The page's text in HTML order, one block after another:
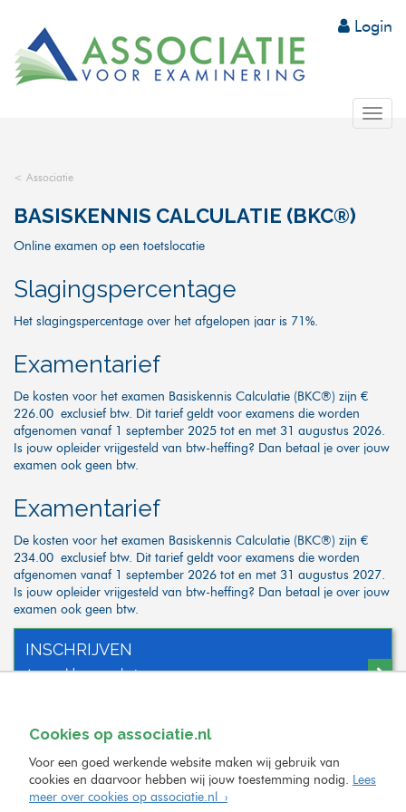
Login
< Associatie
BASISKENNIS CALCULATIE (BKC®)
Online examen op een toetslocatie
Slagingspercentage
Het slagingspercentage over het afgelopen jaar is 71%.
Examentarief
De kosten voor het examen Basiskennis Calculatie (BKC®) zijn €
226.00 exclusief btw. Dit tarief geldt voor examens die worden
afgenomen vanaf 1 september 2025 tot en met 31 augustus 2026.
Is jouw opleider vrijgesteld van btw-heffing? Dan betaal je over jouw
examen ook geen btw.
Examentarief
De kosten voor het examen Basiskennis Calculatie (BKC®) zijn €
234.00 exclusief btw. Dit tarief geldt voor examens die worden
afgenomen vanaf 1 september 2026 tot en met 31 augustus 2027.
Is jouw opleider vrijgesteld van btw-heffing? Dan betaal je over jouw
examen ook geen btw.
INSCHRIJVEN
Aanmelden voor het examen
Cookies op associatie.nl
Voor een goed werkende website maken wij gebruik van
cookies en daarvoor hebben wij jouw toestemming nodig. Lees
meer over cookies op associatie.nl ›